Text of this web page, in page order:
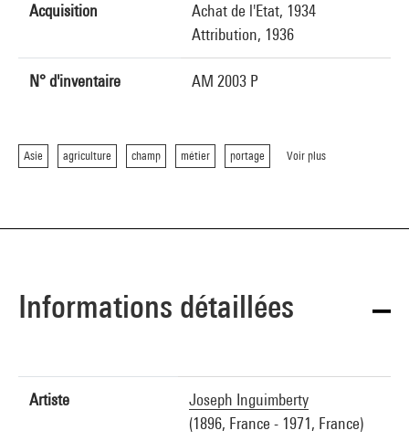
Acquisition
Achat de l'Etat, 1934
Attribution, 1936
N° d'inventaire AM 2003 P
Asie agriculture champ métier portage Voir plus
Informations détaillées
Artiste
Joseph Inguimberty
(1896, France - 1971, France)